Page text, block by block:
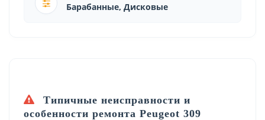
Барабанные, Дисковые
Типичные неисправности и
особенности ремонта Peugeot 309